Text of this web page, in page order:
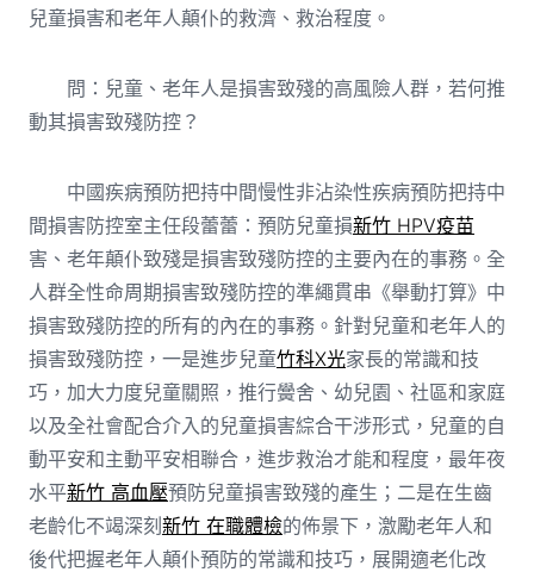
兒童損害和老年人顛仆的救濟、救治程度。
問：兒童、老年人是損害致殘的高風險人群，若何推
動其損害致殘防控？
中國疾病預防把持中間慢性非沾染性疾病預防把持中
間損害防控室主任段蕾蕾：預防兒童損新竹 HPV疫苗
害、老年顛仆致殘是損害致殘防控的主要內在的事務。全
人群全性命周期損害致殘防控的準繩貫串《舉動打算》中
損害致殘防控的所有的內在的事務。針對兒童和老年人的
損害致殘防控，一是進步兒童竹科X光家長的常識和技
巧，加大力度兒童關照，推行黌舍、幼兒園、社區和家庭
以及全社會配合介入的兒童損害綜合干涉形式，兒童的自
動平安和主動平安相聯合，進步救治才能和程度，最年夜
水平新竹 高血壓預防兒童損害致殘的產生；二是在生齒
老齡化不竭深刻新竹 在職體檢的佈景下，激勵老年人和
後代把握老年人顛仆預防的常識和技巧，展開適老化改